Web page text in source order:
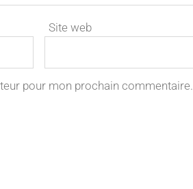
Site web
pour mon prochain commentaire.